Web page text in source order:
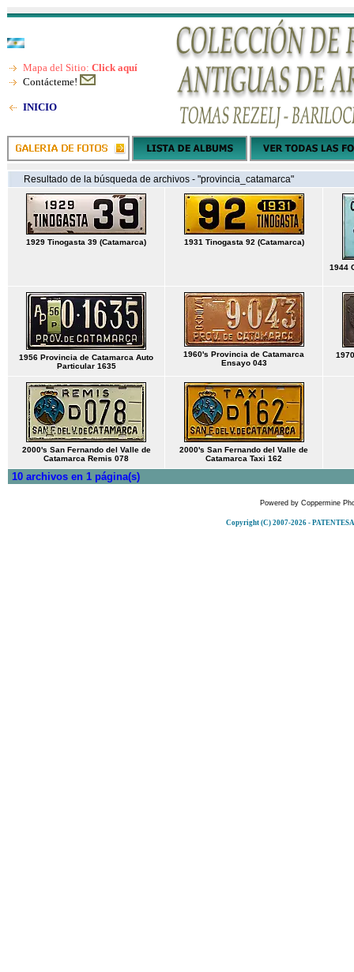
Mapa del Sitio: Click aquí
Contácteme!
INICIO
Resultado de la búsqueda de archivos - "provincia_catamarca"
1929 Tinogasta 39 (Catamarca) 1931 Tinogasta 92 (Catamarca)
1944
1956 Provincia de Catamarca Auto
Particular 1635
1960's Provincia de Catamarca
Ensayo 043
2000's San Fernando del Valle de
Catamarca Remis 078
2000's San Fernando del Valle de
Catamarca Taxi 162
10 archivos en 1 página(s)
Powered by Coppermine
Copyright (C) 2007-2026 -